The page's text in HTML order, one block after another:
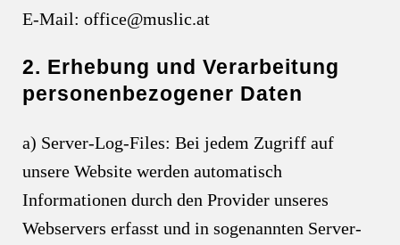
E-Mail: office@muslic.at
2. Erhebung und Verarbeitung
personenbezogener Daten
a) Server-Log-Files: Bei jedem Zugriff auf
unsere Website werden automatisch
Informationen durch den Provider unseres
Webservers erfasst und in sogenannten Server-